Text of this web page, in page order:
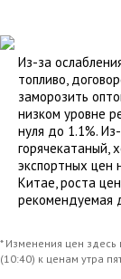
Из-за
топливо,
заморозить
низком уровне
нуля до 1.1%.
горячекатаный,
экспортных цен
Китае, роста
рекомендуемая
* Изменения цен
(10:40) к ценам утра